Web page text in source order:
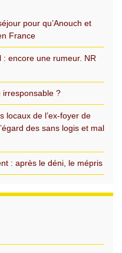
pour qu’Anouch et
France
: encore une rumeur. NR
irresponsable ?
locaux de l’ex-foyer de
des sans logis et mal
: après le déni, le mépris